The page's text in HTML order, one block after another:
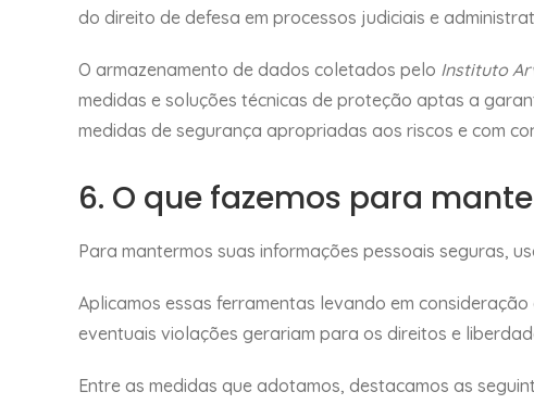
do direito de defesa em processos judiciais e
O armazenamento de dados coletados pelo Instituto
medidas e soluções técnicas de proteção aptas a
medidas de segurança apropriadas aos riscos e com
6. O que fazemos para
Para mantermos suas informações pessoais seguras,
Aplicamos essas ferramentas levando em
eventuais violações gerariam para os direitos e
Entre as medidas que adotamos, destacamos as